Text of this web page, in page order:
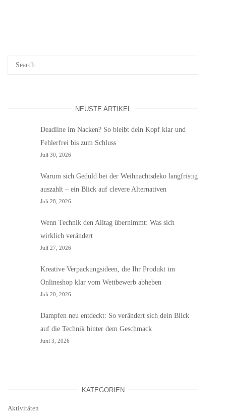
NEUSTE ARTIKEL
Deadline im Nacken? So bleibt dein Kopf klar und
Fehlerfrei bis zum Schluss
Juli 30, 2026
Warum sich Geduld bei der Weihnachtsdeko langfristig
auszahlt – ein Blick auf clevere Alternativen
Juli 28, 2026
Wenn Technik den Alltag übernimmt: Was sich
wirklich verändert
Juli 27, 2026
Kreative Verpackungsideen, die Ihr Produkt im
Onlineshop klar vom Wettbewerb abheben
Juli 20, 2026
Dampfen neu entdeckt: So verändert sich dein Blick
auf die Technik hinter dem Geschmack
Juni 3, 2026
KATEGORIEN
Aktivitäten